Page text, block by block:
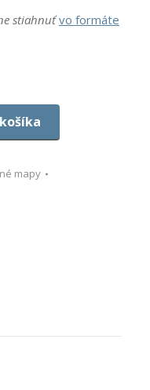
stiahnuť vo formáte
mapy